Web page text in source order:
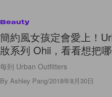
Beauty
簡約風女孩定會愛上！
妝系列 Ohii，看看想把
每到 Urban Outfitters
By Ashley Pang/2018年8月30日